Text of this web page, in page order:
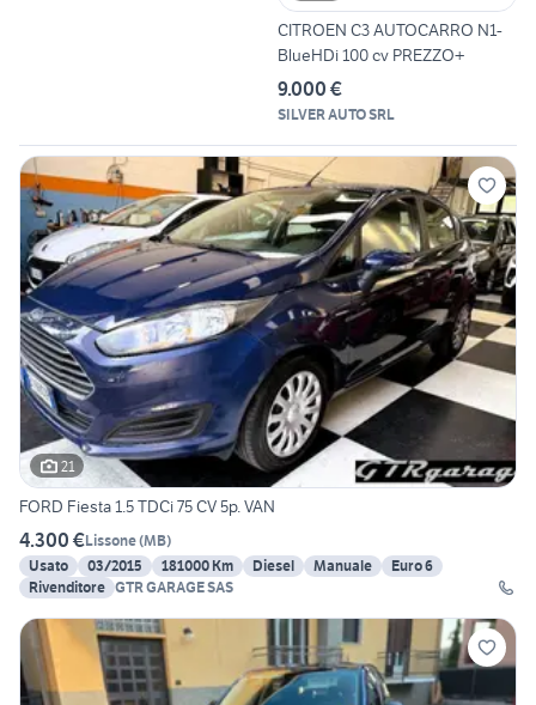
CITROEN C3 AUTOCARRO N1-
BlueHDi 100 cv PREZZO+
9.000 €
SILVER AUTO SRL
21
FORD Fiesta 1.5 TDCi 75 CV 5p. VAN
4.300 €Lissone(MB)
Usato
03/2015 181000 Km Diesel Manuale
Euro 6
Rivenditore GTR GARAGE SAS